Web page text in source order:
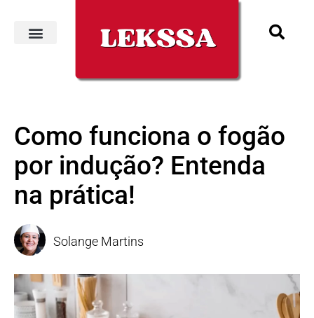
Como funciona o fogão
por indução? Entenda
na prática!
Solange Martins